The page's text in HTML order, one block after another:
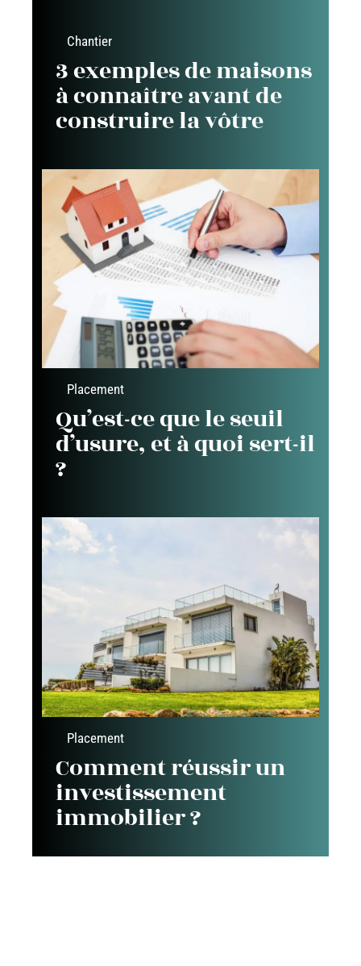
Chantier
3 exemples de maisons
à connaître avant de
construire la vôtre
Placement
Qu’est-ce que le seuil
d’usure, et à quoi sert-il
?
Placement
Comment réussir un
investissement
immobilier ?